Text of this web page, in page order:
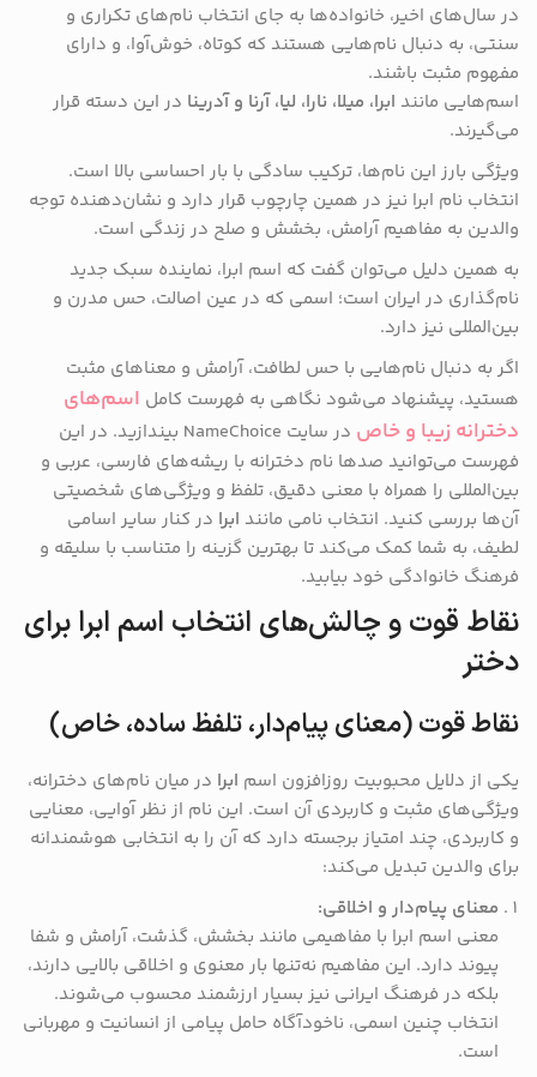
در سال‌های اخیر، خانواده‌ها به جای انتخاب نام‌های تکراری و
سنتی، به دنبال نام‌هایی هستند که کوتاه، خوش‌آوا، و دارای
مفهوم مثبت باشند.
اسم‌هایی مانند ابرا، میلا، نارا، لیا، آرنا و آدرینا در این دسته قرار
می‌گیرند.
ویژگی بارز این نام‌ها، ترکیب سادگی با بار احساسی بالا است.
انتخاب نام ابرا نیز در همین چارچوب قرار دارد و نشان‌دهنده توجه
والدین به مفاهیم آرامش، بخشش و صلح در زندگی است.
به همین دلیل می‌توان گفت که اسم ابرا، نماینده سبک جدید
نام‌گذاری در ایران است؛ اسمی که در عین اصالت، حس مدرن و
بین‌المللی نیز دارد.
اگر به دنبال نام‌هایی با حس لطافت، آرامش و معناهای مثبت
هستید، پیشنهاد می‌شود نگاهی به فهرست کامل اسم‌های
دخترانه زیبا و خاص
در سایت NameChoice بیندازید. در این
فهرست می‌توانید صدها نام دخترانه با ریشه‌های فارسی، عربی و
بین‌المللی را همراه با معنی دقیق، تلفظ و ویژگی‌های شخصیتی
آن‌ها بررسی کنید. انتخاب نامی مانند ابرا در کنار سایر اسامی
لطیف، به شما کمک می‌کند تا بهترین گزینه را متناسب با سلیقه و
فرهنگ خانوادگی خود بیابید.
نقاط قوت و چالش‌های انتخاب اسم ابرا برای
دختر
نقاط قوت (معنای پیام‌دار، تلفظ ساده، خاص)
یکی از دلایل محبوبیت روزافزون اسم ابرا در میان نام‌های دخترانه،
ویژگی‌های مثبت و کاربردی آن است. این نام از نظر آوایی، معنایی
و کاربردی، چند امتیاز برجسته دارد که آن را به انتخابی هوشمندانه
برای والدین تبدیل می‌کند:
معنای پیام‌دار و اخلاقی:
معنی اسم ابرا با مفاهیمی مانند بخشش، گذشت، آرامش و شفا
پیوند دارد. این مفاهیم نه‌تنها بار معنوی و اخلاقی بالایی دارند،
بلکه در فرهنگ ایرانی نیز بسیار ارزشمند محسوب می‌شوند.
انتخاب چنین اسمی، ناخودآگاه حامل پیامی از انسانیت و مهربانی
است.